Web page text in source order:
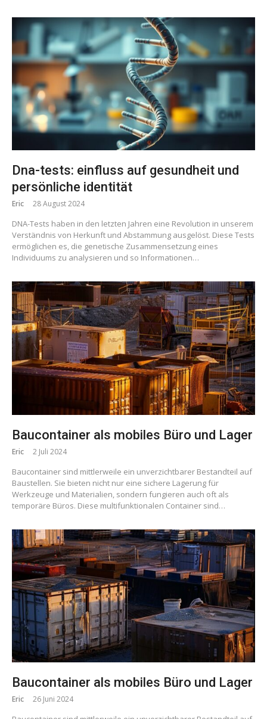
Dna-tests: einfluss auf gesundheit und
persönliche identität
Eric 28 August 2024
DNA-Tests haben in den letzten Jahren eine Revolution in unserem
Verständnis von Herkunft und Abstammung ausgelöst. Diese Tests
ermöglichen es, die genetische Zusammensetzung eines
Individuums zu analysieren und so Informationen…
Baucontainer als mobiles Büro und Lager
Eric 2 Juli 2024
Baucontainer sind mittlerweile ein unverzichtbarer Bestandteil auf
Baustellen. Sie bieten nicht nur eine sichere Lagerung für
Werkzeuge und Materialien, sondern fungieren auch oft als
temporäre Büros. Diese multifunktionalen Container sind…
Baucontainer als mobiles Büro und Lager
Eric 26 Juni 2024